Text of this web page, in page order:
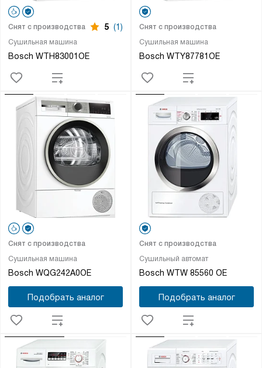
Сушильная машина
Bosch WTH83001OE
Снят с производства 5 (1)
Сушильная машина
Bosch WTY87781OE
Снят с производства
Сушильная машина
Bosch WQG242A0OE
Снят с производства
Подобрать аналог
Сушильный автомат
Bosch WTW 85560 OE
Снят с производства
Подобрать аналог